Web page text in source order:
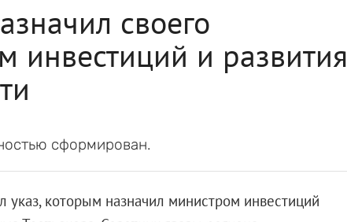
своего
инвестиций и развития
сформирован.
указ, которым назначил министром инвестиций